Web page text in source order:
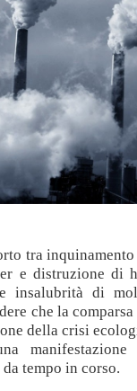
tra
e distruzione di
insalubrità di
che la
della crisi
manifestazione
tempo in corso.